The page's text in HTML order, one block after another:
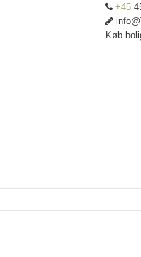
+45
Køb